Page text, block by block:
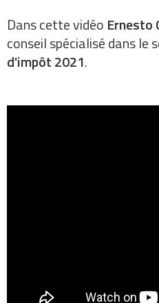
Dans cette vidéo Ernesto
conseil spécialisé dans le
d'impôt 2021.